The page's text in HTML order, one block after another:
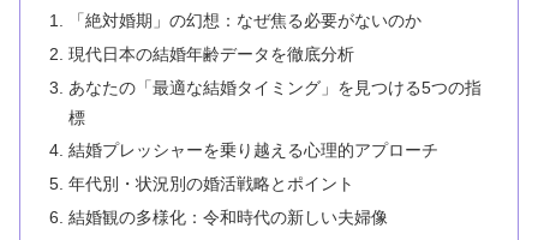
「絶対婚期」の幻想：なぜ焦る必要がないのか
現代日本の結婚年齢データを徹底分析
あなたの「最適な結婚タイミング」を見つける5つの指
標
結婚プレッシャーを乗り越える心理的アプローチ
年代別・状況別の婚活戦略とポイント
結婚観の多様化：令和時代の新しい夫婦像